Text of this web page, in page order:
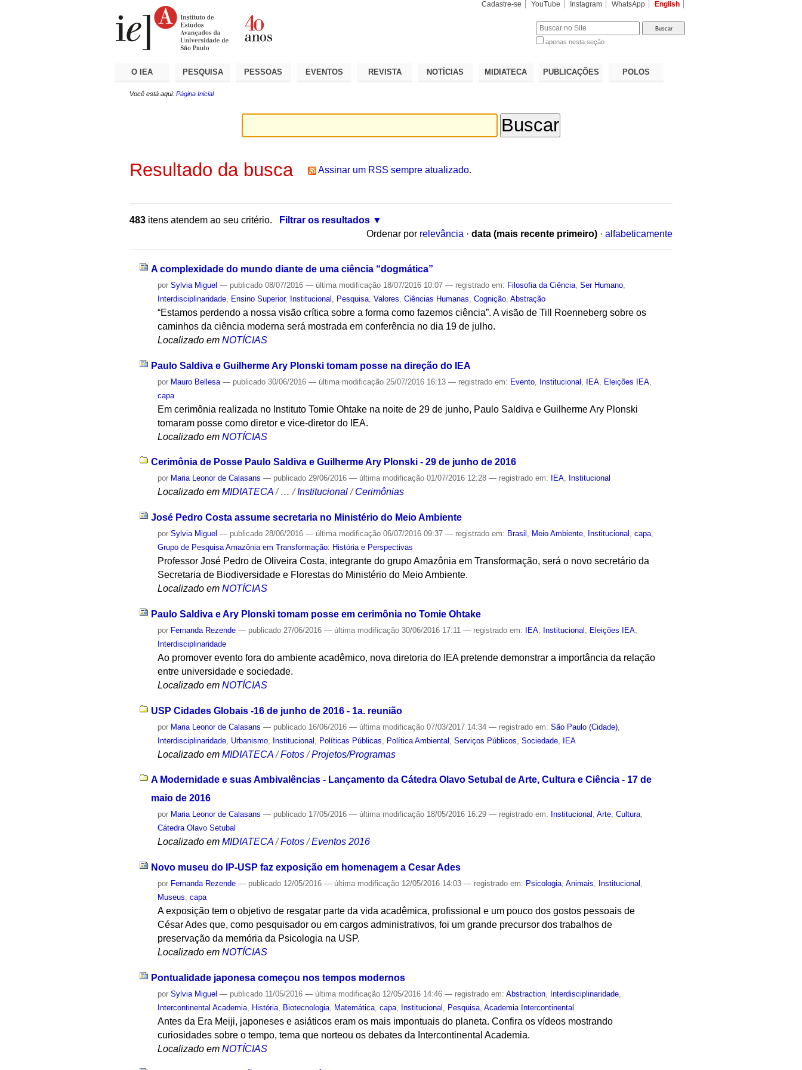
Cadastre-se YouTube Instagram WhatsApp English
apenas nesta seção
O IEA PESQUISA PESSOAS EVENTOS REVISTA NOTÍCIAS MIDIATECA PUBLICAÇÕES POLOS
Você está aqui: Página Inicial
Resultado da busca Assinar um RSS sempre atualizado.
483 itens atendem ao seu critério.
Filtrar os resultados
Ordenar por relevância · data (mais recente primeiro) · alfabeticamente
A complexidade do mundo diante de uma ciência “dogmática”
porSylvia Miguel — publicado 08/07/2016— última modificação 18/07/2016 10:07— registrado em: Filosofia da Ciência ,Ser Humano
Interdisciplinaridade
Ensino Superior, Institucional Pesquisa ,Valores ,Ciências Humanas ,Cognição ,Abstração
“Estamos perdendo a nossa visão crítica sobre a forma como fazemos ciência”. A visão de Till Roenneberg sobre os
caminhos da ciência moderna será mostrada em conferência no dia 19 de julho.
Localizado em NOTÍCIAS
Paulo Saldiva e Guilherme Ary Plonski tomam posse na direção do IEA
por Mauro Bellesa — publicado 30/06/2016— última modificação 25/07/2016 16:13— registrado em: Evento Institucional IEA Eleições IEA
capa
Em cerimônia realizada no Instituto Tomie Ohtake na noite de 29 de junho, Paulo Saldiva e Guilherme Ary Plonski
tomaram posse como diretor e vice-diretor do IEA.
Localizado em NOTÍCIAS
Cerimônia de Posse Paulo Saldiva e Guilherme Ary Plonski - 29 de junho de 2016
por Maria Leonor de Calasans — publicado 29/06/2016— última modificação 01/07/2016 12:28— registrado em: IEA, Institucional
Localizado em MIDIATECA /…/Institucional /Cerimônias
José Pedro Costa assume secretaria no Ministério do Meio Ambiente
porSylvia Miguel — publicado 28/06/2016— última modificação 06/07/2016 09:37— registrado em: Brasil , Meio Ambiente, Institucional ,capa,
Grupo de Pesquisa Amazônia em Transformação: História e Perspectivas
Professor José Pedro de Oliveira Costa, integrante do grupo Amazônia em Transformação, será o novo secretário da
Secretaria de Biodiversidade e Florestas do Ministério do Meio Ambiente.
Localizado em NOTÍCIAS
Paulo Saldiva e Ary Plonski tomam posse em cerimônia no Tomie Ohtake
por Fernanda Rezende — publicado 27/06/2016— última modificação 30/06/2016 17:11— registrado em: IEA Institucional Eleições IEA
Interdisciplinaridade
Ao promover evento fora do ambiente acadêmico, nova diretoria do IEA pretende demonstrar a importância da relação
entre universidade e sociedade.
Localizado em NOTÍCIAS
USP Cidades Globais -16 de junho de 2016 - 1a. reunião
por Maria Leonor de Calasans — publicado 16/06/2016— última modificação 07/03/2017 14:34— registrado em:São Paulo (Cidade)
Interdisciplinaridade Urbanismo Institucional Políticas Públicas Política Ambiental ,Serviços Públicos ,Sociedade IEA
Localizado em MIDIATECA /Fotos /Projetos/Programas
A Modernidade e suas Ambivalências - Lançamento da Cátedra Olavo Setubal de Arte, Cultura e Ciência - 17 de
maio de 2016
por Maria Leonor de Calasans — publicado 17/05/2016— última modificação 18/05/2016 16:29— registrado em: Institucional ,Arte,Cultura,
Cátedra Olavo Setubal
Localizado em MIDIATECA /Fotos /Eventos 2016
Novo museu do IP-USP faz exposição em homenagem a Cesar Ades
por Fernanda Rezende — publicado 12/05/2016— última modificação 12/05/2016 14:03— registrado em: Psicologia ,Animais Institucional
Museus ,capa
A exposição tem o objetivo de resgatar parte da vida acadêmica, profissional e um pouco dos gostos pessoais de
César Ades que, como pesquisador ou em cargos administrativos, foi um grande precursor dos trabalhos de
preservação da memória da Psicologia na USP.
Localizado em NOTÍCIAS
Pontualidade japonesa começou nos tempos modernos
porSylvia Miguel — publicado 11/05/2016— última modificação 12/05/2016 14:46— registrado em:Abstraction Interdisciplinaridade
Intercontinental Academia História Biotecnologia Matemática ,capa Institucional Pesquisa ,Academia Intercontinental
Antes da Era Meiji, japoneses e asiáticos eram os mais impontuais do planeta. Confira os vídeos mostrando
curiosidades sobre o tempo, tema que norteou os debates da Intercontinental Academia.
Localizado em NOTÍCIAS